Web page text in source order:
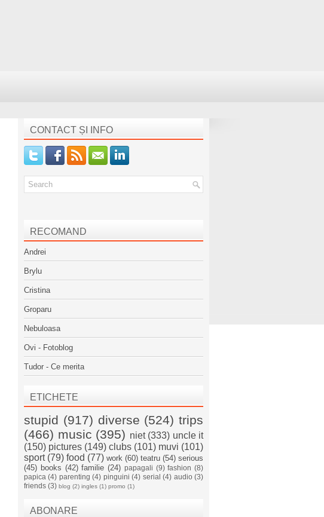
CONTACT ȘI INFO
RECOMAND
Andrei
Brylu
Cristina
Groparu
Nebuloasa
Ovi - Fotoblog
Tudor - Ce merita
ETICHETE
stupid (917) diverse (524) trips
(466) music (395) niet (333) uncle it
(150) pictures (149) clubs (101) muvi (101)
sport (79) food (77) work (60) teatru (54) serious
(45) books (42) familie (24) papagali (9) fashion (8)
papica (4) parenting (4) pinguini (4) serial (4) audio (3)
friends (3) blog (2) ingles (1) promo (1)
ABONARE